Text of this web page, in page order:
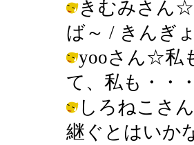
きむみさん☆
ば～ / きんぎ
yooさん☆私
て、私も・・
しろねこさ
継ぐとはいか